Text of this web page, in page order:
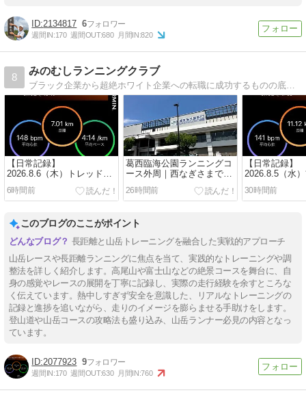
2134817 6
週間IN:170 週間OUT:680 月間IN:820
8
みのむしランニングクラブ
ブラック企業から超絶ホワイト企業への転職に成功するものの底辺部署に配属され困惑の日々と闘うポンコツサラリーマン兼初心者市民ランナーの日常ブログです。
【日常記録】
2026.8.6（木）トレッドミ
ル30分ペース走から外ラン
10kmへ｜混雑に合わせて
6時間前
葛西臨海公園ランニングコ
ース外周｜西なぎさまで巡
る約6km超のロング走向け
コース
26時間前
【日常記録】
2026.8.5（水
を感じながら
週末ロング走
30時間前
このブログのここがポイント
長距離と山岳トレーニングを融合した実戦的アプローチ
山岳レースや長距離ランニングに焦点を当て、実践的なトレーニングや調
整法を詳しく紹介します。高尾山や富士山などの絶景コースを舞台に、自
身の感覚やレースの展開を丁寧に記録し、実際の走行経験を余すところな
く伝えています。熱中しすぎず安全を意識した、リアルなトレーニングの
記録と進捗を追いながら、走りのイメージを膨らませる手助けをします。
登山道や山岳コースの攻略法も盛り込み、山岳ランナー必見の内容となっ
ています。
2077923 9
週間IN:170 週間OUT:630 月間IN:760